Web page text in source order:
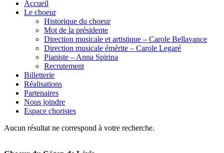
Accueil
Le choeur
Historique du choeur
Mot de la présidente
Direction musicale et artistique – Carole Bellavance
Direction musicale émérite – Carole Legaré
Pianiste – Anna Spirina
Recrutement
Billetterie
Réalisations
Partenaires
Nous joindre
Espace choristes
Aucun résultat ne correspond à votre recherche.